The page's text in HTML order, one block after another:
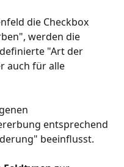
die Checkbox
werden die
"Art der
auch für alle
entsprechend
beeinflusst.